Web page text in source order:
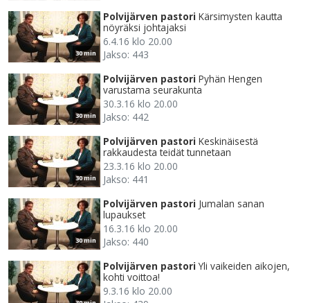
30 min
Polvijärven pastori Kärsimysten kautta
nöyräksi johtajaksi
6.4.16 klo 20.00
Jakso: 443
30 min
Polvijärven pastori Pyhän Hengen
varustama seurakunta
30.3.16 klo 20.00
Jakso: 442
30 min
Polvijärven pastori Keskinäisestä
rakkaudesta teidät tunnetaan
23.3.16 klo 20.00
Jakso: 441
30 min
Polvijärven pastori Jumalan sanan
lupaukset
16.3.16 klo 20.00
Jakso: 440
Polvijärven pastori Yli vaikeiden aikojen,
kohti voittoa!
9.3.16 klo 20.00